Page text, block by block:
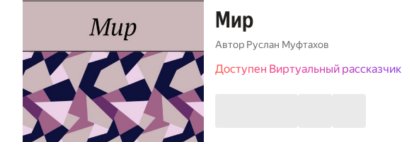
Мир
Автор Руслан Муфтахов
Доступен Виртуальный рассказчик